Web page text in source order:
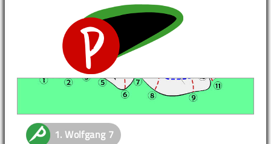
1.Wolfgang7